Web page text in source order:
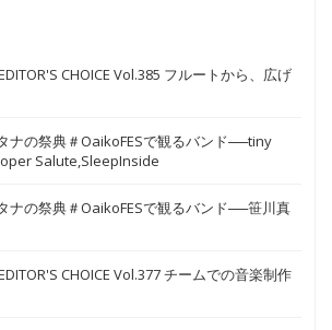
CHOICE Vol.385 フルートから、広げ
ナの祭典＃OaikoFESで観るバンド──tiny
Salute,SleepInside
ナの祭典＃OaikoFESで観るバンド──笹川真
CHOICE Vol.377 チームでの音楽制作